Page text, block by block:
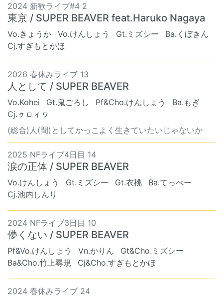
2024 新歓ライブ#4 2
東京 / SUPER BEAVER feat.Haruko Nagaya
Vo.きょうか Vo.けんしょう Gt.ミズシー
Ba.くぼきん
Cj.すぎもとかほ
2026 春休みライブ 13
人として / SUPER BEAVER
Vo.Kohei Gt.鬼ごろし Pf&Cho.けんしょう
Ba.もぎ
Cj.ㇰㇿィヮ
(総合)人(間)としてかっこよく生きていたいじゃないか
2025 NFライブ4日目 14
涙の正体 / SUPER BEAVER
Vo.けんしょう Gt.ミズシー Gt.衣桃
Ba.てっぺー
Cj.池内しんり
2024 NFライブ3日目 10
儚くない / SUPER BEAVER
Pf&Vo.けんしょう Vn.かりん
Gt&Cho.ミズシー
Ba&Cho.竹上尋規
Cj&Cho.すぎもとかほ
2024 春休みライブ 24